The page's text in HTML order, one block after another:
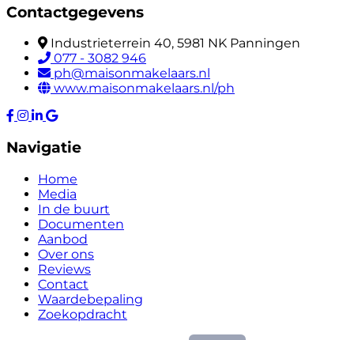
Contactgegevens
Industrieterrein 40, 5981 NK Panningen
077 - 3082 946
ph@maisonmakelaars.nl
www.maisonmakelaars.nl/ph
Navigatie
Home
Media
In de buurt
Documenten
Aanbod
Over ons
Reviews
Contact
Waardebepaling
Zoekopdracht